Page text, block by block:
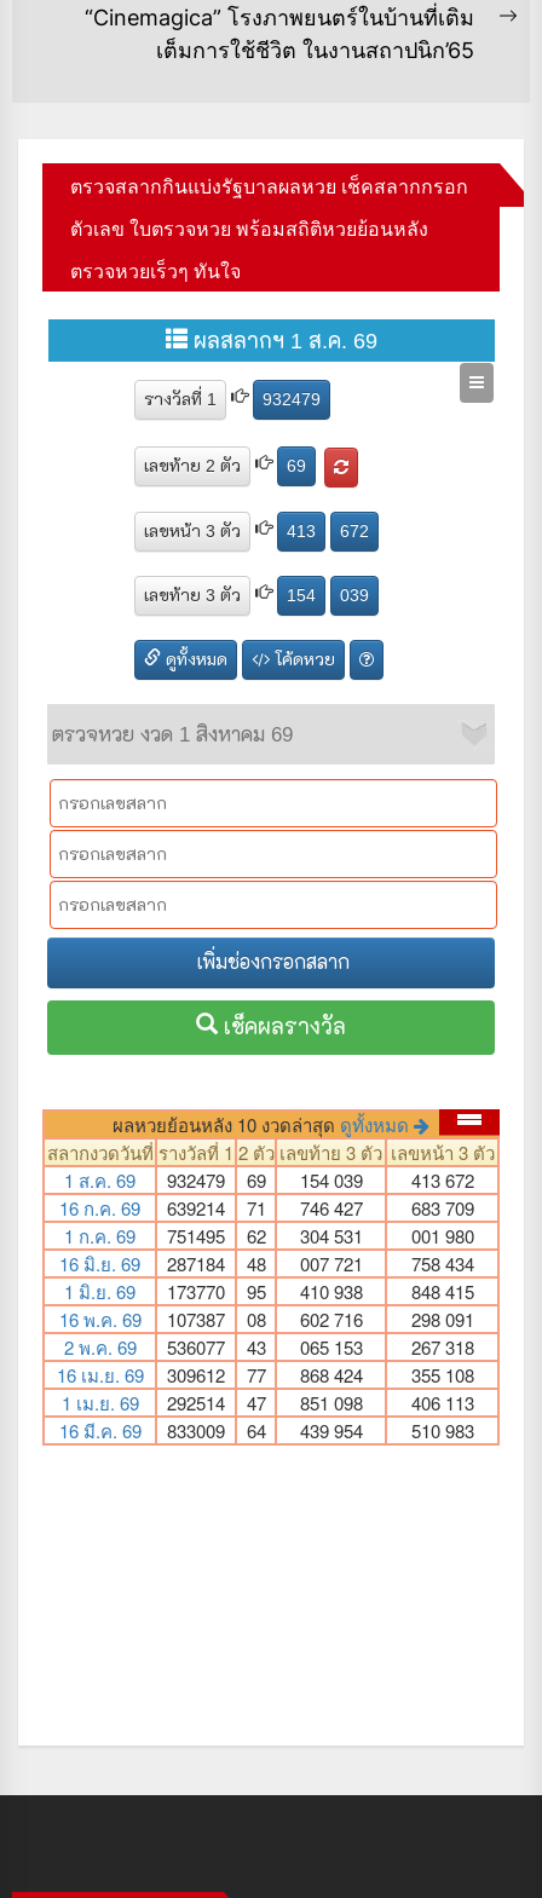
“Cinemagica” โรงภาพยนตร์ในบ้านที่เติม
เต็มการใช้ชีวิต ในงานสถาปนิก’65
ตรวจสลากกินแบ่งรัฐบาลผลหวย เช็คสลากกรอก
ตัวเลข ใบตรวจหวย พร้อมสถิติหวยย้อนหลัง
ตรวจหวยเร็วๆ ทันใจ